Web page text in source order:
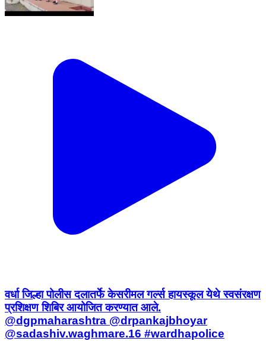
वर्धा जिल्हा पोलीस दलातर्फे केसरीमल गर्ल्स हायस्कूल येथे स्वसंरक्षण
प्रशिक्षण शिबिर आयोजित करण्यात आले.
@dgpmaharashtra @drpankajbhoyar
@sadashiv.waghmare.16 #wardhapolice